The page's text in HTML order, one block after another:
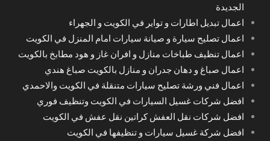
الجديدة
اعمال تبديل اطارات و تواير في الكويت و الجهراء
اعمال تصليح سيارة و صيانة سيارات امام المنزل في الكويت
اعمال تنظيف طباخات منازل و افران غاز و هود مطابخ بالكويت
اعمال صباغ و دهان جدران و منازل بالكويت صباغ هندي
اعمال فني ورشة تصليح سيارات متنقلة في الكويت والاحمدي
افضل شركات غسيل السيارات في الكويت وتنظيف فوري
افضل شركات نقل العفش كراتين نقل عفش في الكويت
افضل شركة غسيل سيارات و تنظيفها في الكويت